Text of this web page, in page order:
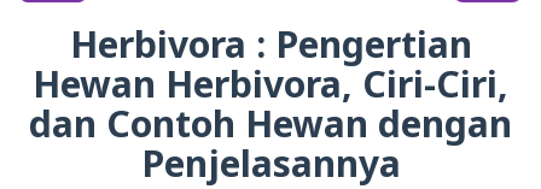
Herbivora : Pengertian
Hewan Herbivora, Ciri-Ciri,
dan Contoh Hewan dengan
Penjelasannya